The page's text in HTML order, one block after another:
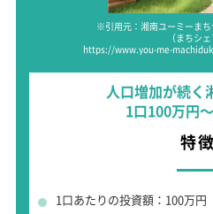
※引用元：湘南ユーミーま
（まちシェ
https://www.you-me-
人口増加が続く
1口100万円
特徴
1口あたりの投資額：100万円